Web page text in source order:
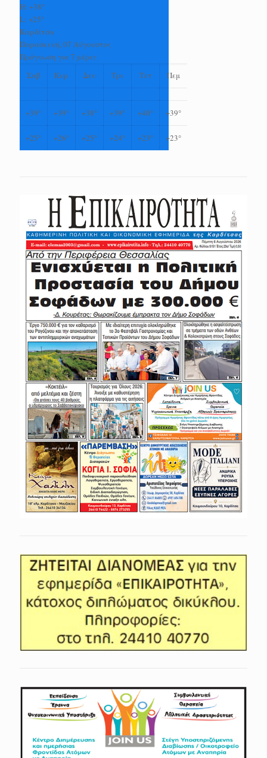
H: +38°
L: +25°
Καρδίτσα
Παρασκευή, 07 Αύγουστος
Πρόγνωση για 7 μέρες
Σαβ
Κυρ Δευ Τρι Τετ Πεμ
+39° +39° +38° +39° +40° +39°
+25° +26° +25° +24° +23° +23°